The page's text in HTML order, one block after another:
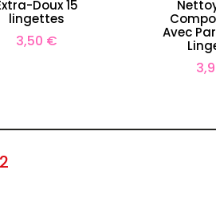
Doux 15
lingettes
Prix
3,50 €
Avec
Prix
2